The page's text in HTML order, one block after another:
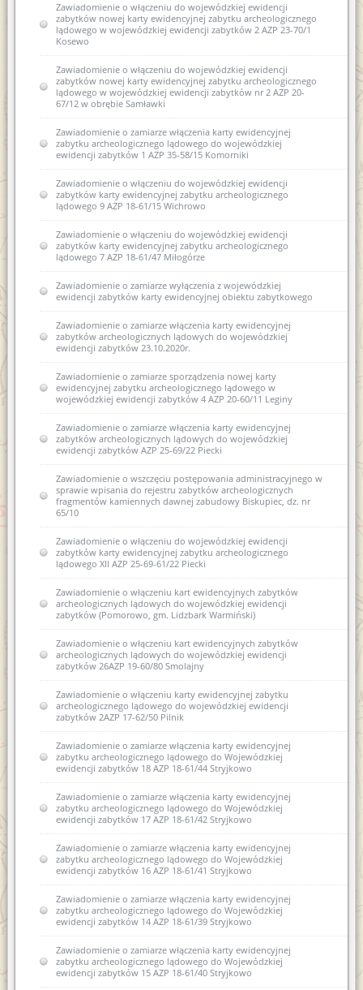
Zawiadomienie o włączeniu do wojewódzkiej ewidencji
zabytków nowej karty ewidencyjnej zabytku archeologicznego
lądowego w wojewódzkiej ewidencji zabytków 2 AZP 23-70/1
Kosewo
Zawiadomienie o włączeniu do wojewódzkiej ewidencji
zabytków nowej karty ewidencyjnej zabytku archeologicznego
lądowego w wojewódzkiej ewidencji zabytków nr 2 AZP 20-
67/12 w obrębie Samławki
Zawiadomienie o zamiarze włączenia karty ewidencyjnej
zabytku archeologicznego lądowego do wojewódzkiej
ewidencji zabytków 1 AZP 35-58/15 Komorniki
Zawiadomienie o włączeniu do wojewódzkiej ewidencji
zabytków karty ewidencyjnej zabytku archeologicznego
lądowego 9 AZP 18-61/15 Wichrowo
Zawiadomienie o włączeniu do wojewódzkiej ewidencji
zabytków karty ewidencyjnej zabytku archeologicznego
lądowego 7 AZP 18-61/47 Miłogórze
Zawiadomienie o zamiarze wyłączenia z wojewódzkiej
ewidencji zabytków karty ewidencyjnej obiektu zabytkowego
Zawiadomienie o zamiarze włączenia karty ewidencyjnej
zabytków archeologicznych lądowych do wojewódzkiej
ewidencji zabytków 23.10.2020r.
Zawiadomienie o zamiarze sporządzenia nowej karty
ewidencyjnej zabytku archeologicznego lądowego w
wojewódzkiej ewidencji zabytków 4 AZP 20-60/11 Leginy
Zawiadomienie o zamiarze włączenia karty ewidencyjnej
zabytków archeologicznych lądowych do wojewódzkiej
ewidencji zabytków AZP 25-69/22 Piecki
Zawiadomienie o wszczęciu postępowania administracyjnego w
sprawie wpisania do rejestru zabytków archeologicznych
fragmentów kamiennych dawnej zabudowy Biskupiec, dz. nr
65/10
Zawiadomienie o włączeniu do wojewódzkiej ewidencji
zabytków karty ewidencyjnej zabytku archeologicznego
lądowego XII AZP 25-69-61/22 Piecki
Zawiadomienie o włączeniu kart ewidencyjnych zabytków
archeologicznych lądowych do wojewódzkiej ewidencji
zabytków (Pomorowo, gm. Lidzbark Warmiński)
Zawiadomienie o włączeniu kart ewidencyjnych zabytków
archeologicznych lądowych do wojewódzkiej ewidencji
zabytków 26AZP 19-60/80 Smolajny
Zawiadomienie o włączeniu karty ewidencyjnej zabytku
archeologicznego lądowego do wojewódzkiej ewidencji
zabytków 2AZP 17-62/50 Pilnik
Zawiadomienie o zamiarze włączenia karty ewidencyjnej
zabytku archeologicznego lądowego do Wojewódzkiej
ewidencji zabytków 18 AZP 18-61/44 Stryjkowo
Zawiadomienie o zamiarze włączenia karty ewidencyjnej
zabytku archeologicznego lądowego do Wojewódzkiej
ewidencji zabytków 17 AZP 18-61/42 Stryjkowo
Zawiadomienie o zamiarze włączenia karty ewidencyjnej
zabytku archeologicznego lądowego do Wojewódzkiej
ewidencji zabytków 16 AZP 18-61/41 Stryjkowo
Zawiadomienie o zamiarze włączenia karty ewidencyjnej
zabytku archeologicznego lądowego do Wojewódzkiej
ewidencji zabytków 14 AZP 18-61/39 Stryjkowo
Zawiadomienie o zamiarze włączenia karty ewidencyjnej
zabytku archeologicznego lądowego do Wojewódzkiej
ewidencji zabytków 15 AZP 18-61/40 Stryjkowo